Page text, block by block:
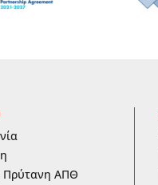
Πρύτανη ΑΠΘ